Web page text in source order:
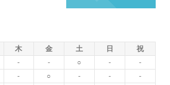
木 金 土 日
祝
- - ○ -
-
- ○ - -
-